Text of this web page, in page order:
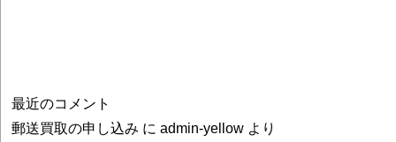
最近のコメント
郵送買取の申し込み にadmin-yellow より